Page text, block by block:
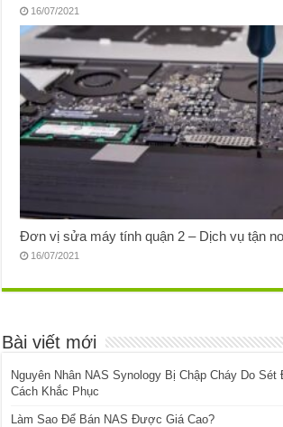
16/07/2021
Đơn vị sửa máy tính quận 2 – Dịch vụ tận
16/07/2021
Bài viết mới
Nguyên Nhân NAS Synology Bị Chập Cháy Do
Cách Khắc Phục
Làm Sao Để Bán NAS Được Giá Cao?